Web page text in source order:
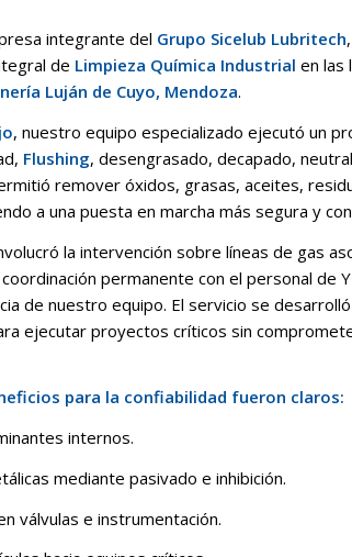
integrante del Grupo Sicelub Lubritech
de Limpieza Química Industrial en las
Luján de Cuyo, Mendoza.
, nuestro equipo especializado ejecutó un
Flushing, desengrasado, decapado,
remover óxidos, grasas, aceites,
a una puesta en marcha más segura y
la intervención sobre líneas de gas
permanente con el personal de
de nuestro equipo. El servicio se
ejecutar proyectos críticos sin
para la confiabilidad fueron claros:
internos.
mediante pasivado e inhibición.
válvulas e instrumentación.